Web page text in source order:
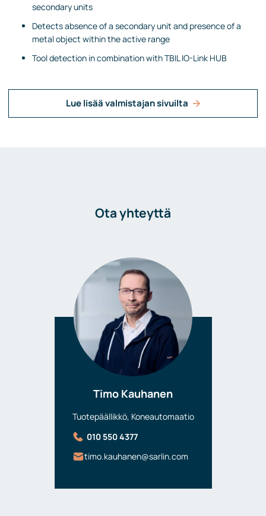
secondary units
Detects absence of a secondary unit and presence of a
metal object within the active range
Tool detection in combination with TBIL IO-Link HUB
Lue lisää valmistajan sivuilta
Ota yhteyttä
Timo Kauhanen
Tuotepäällikkö, Koneautomaatio
010 550 4377
timo.kauhanen@sarlin.com